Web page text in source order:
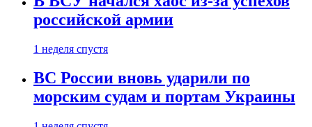
российской армии
1 неделя спустя
ВС России вновь ударили по
морским судам и портам Украины